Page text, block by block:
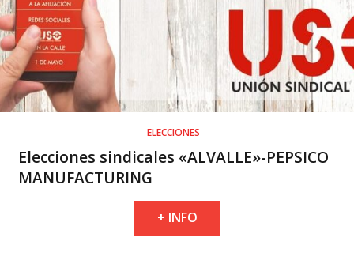
ELECCIONES
Elecciones sindicales «ALVALLE»-PEPSICO
MANUFACTURING
+ INFO